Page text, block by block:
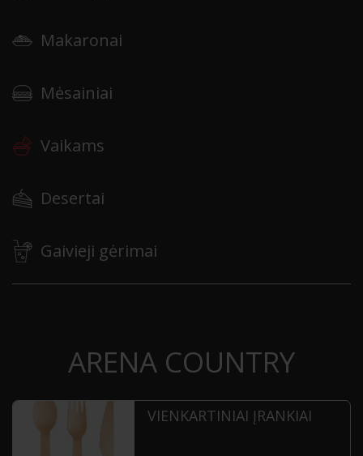
Makaronai
Mėsainiai
Vaikams
Desertai
Gaivieji gėrimai
ARENA COUNTRY
VIENKARTINIAI ĮRANKIAI